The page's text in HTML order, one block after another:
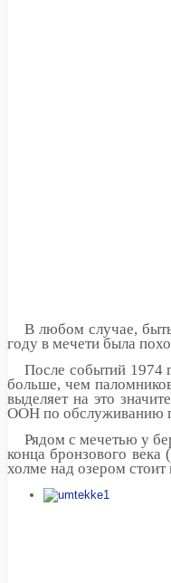
В любом случае,
году в мечети была
После событий 1974
больше, чем
выделяет на это
ООН по обслуживанию
Рядом с мечетью у
конца бронзового
холме над озером